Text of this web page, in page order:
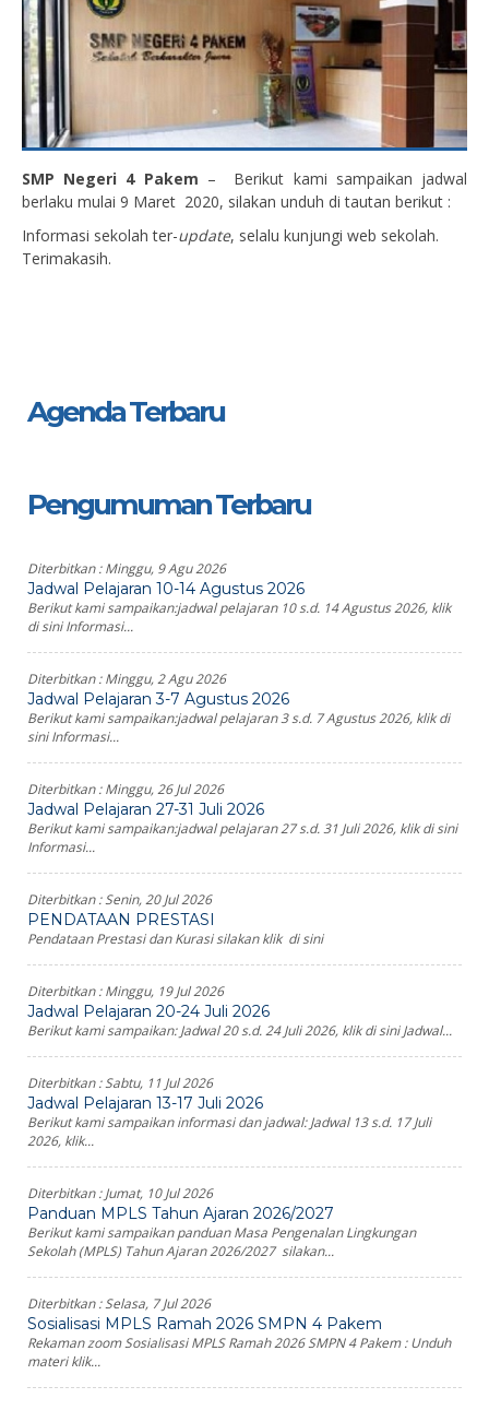
SMP Negeri 4 Pakem – Berikut kami sampaikan jadwal
berlaku mulai 9 Maret 2020, silakan unduh di tautan berikut :
Informasi sekolah ter-update, selalu kunjungi web sekolah.
Terimakasih.
Agenda Terbaru
Pengumuman Terbaru
Diterbitkan :Minggu, 9 Agu 2026
Jadwal Pelajaran 10-14 Agustus 2026
Berikut kami sampaikan:jadwal pelajaran 10 s.d. 14 Agustus 2026, klik
di sini Informasi...
Diterbitkan :Minggu, 2 Agu 2026
Jadwal Pelajaran 3-7 Agustus 2026
Berikut kami sampaikan:jadwal pelajaran 3 s.d. 7 Agustus 2026, klik di
sini Informasi...
Diterbitkan :Minggu, 26 Jul 2026
Jadwal Pelajaran 27-31 Juli 2026
Berikut kami sampaikan:jadwal pelajaran 27 s.d. 31 Juli 2026, klik di sini
Informasi...
Diterbitkan :Senin, 20 Jul 2026
PENDATAAN PRESTASI
Pendataan Prestasi dan Kurasi silakan klik di sini
Diterbitkan :Minggu, 19 Jul 2026
Jadwal Pelajaran 20-24 Juli 2026
Berikut kami sampaikan: Jadwal 20 s.d. 24 Juli 2026, klik di sini Jadwal...
Diterbitkan :Sabtu, 11 Jul 2026
Jadwal Pelajaran 13-17 Juli 2026
Berikut kami sampaikan informasi dan jadwal: Jadwal 13 s.d. 17 Juli
2026, klik...
Diterbitkan :Jumat, 10 Jul 2026
Panduan MPLS Tahun Ajaran 2026/2027
Berikut kami sampaikan panduan Masa Pengenalan Lingkungan
Sekolah (MPLS) Tahun Ajaran 2026/2027 silakan...
Diterbitkan :Selasa, 7 Jul 2026
Sosialisasi MPLS Ramah 2026 SMPN 4 Pakem
Rekaman zoom Sosialisasi MPLS Ramah 2026 SMPN 4 Pakem : Unduh
materi klik...